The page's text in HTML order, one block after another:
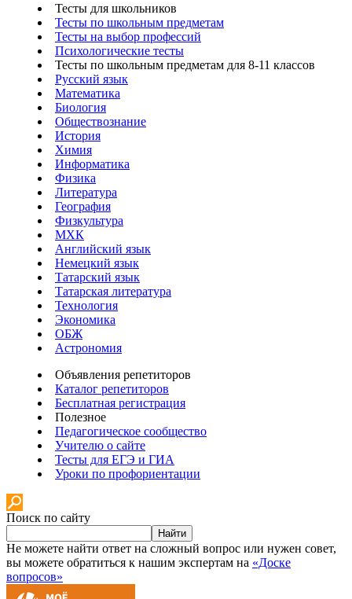
Тесты для школьников
Тесты по школьным предметам
Тесты на выбор профессий
Психологические тесты
Тесты по школьным предметам для 8-11 классов
Русский язык
Математика
Биология
Обществознание
История
Химия
Информатика
Физика
Литература
География
Физкультура
МХК
Английский язык
Немецкий язык
Татарский язык
Татарская литература
Технология
Экономика
ОБЖ
Астрономия
Объявления репетиторов
Каталог репетиторов
Бесплатная регистрация
Полезное
Педагогическое сообщество
Учителю о сайте
Тесты для ЕГЭ и ГИА
Уроки по профориентации
Поиск по сайту
Найти
Не можете найти ответ на сложный вопрос или нужен совет,
вы можете обратиться к нашим экспертам на «Доске
вопросов»